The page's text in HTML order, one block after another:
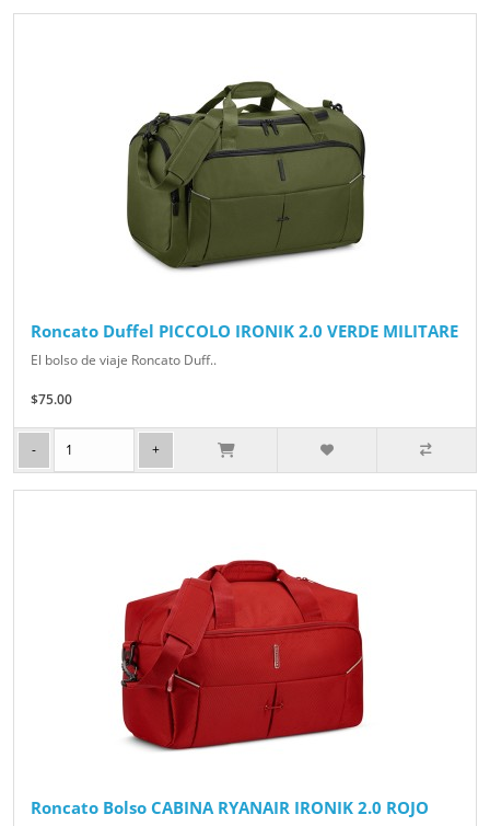
Roncato Duffel PICCOLO IRONIK 2.0 VERDE MILITARE
El bolso de viaje Roncato Duff..
$75.00
Roncato Bolso CABINA RYANAIR IRONIK 2.0 ROJO